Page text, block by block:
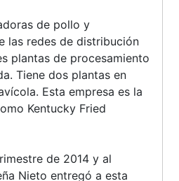
de pollo y
las redes de distribución
plantas de procesamiento
Tiene dos plantas en
Esta empresa es la
Kentucky Fried
de 2014 y al
Nieto entregó a esta